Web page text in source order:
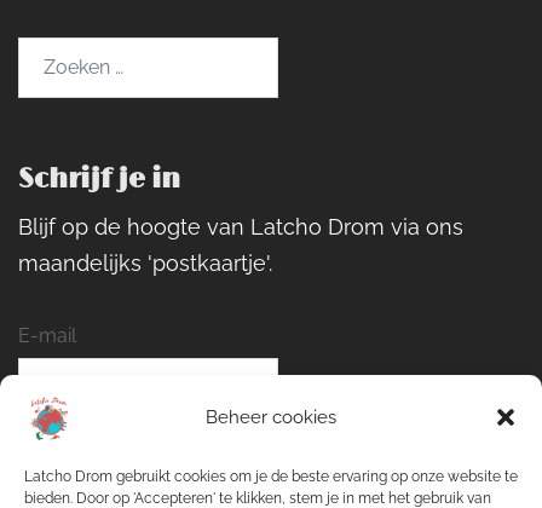
Beheer cookies
Latcho Drom gebruikt cookies om je de beste ervaring op onze website te
bieden. Door op 'Accepteren' te klikken, stem je in met het gebruik van
Schrijf je in
Blijf op de hoogte van Latcho Drom via ons
maandelijks 'postkaartje'.
E-mail
Naam